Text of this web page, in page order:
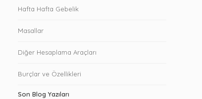
Hafta Hafta Gebelik
Masallar
Diğer Hesaplama Araçları
Burçlar ve Özellikleri
Son Blog Yazıları